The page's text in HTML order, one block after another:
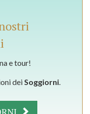
e tour!
deiSoggiorni.